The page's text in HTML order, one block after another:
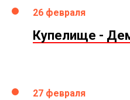
26 февраля
Купелище -
27 февраля